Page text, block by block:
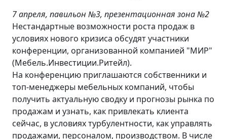
7 апреля, павильон №3, презентационная зона №2
Нестандартные возможности роста продаж в
условиях нового кризиса обсудят участники
конференции, организованной компанией "МИР"
(Мебель.Инвестиции.Ритейл).
На конференцию приглашаются собственники и
топ-менеджеры мебельных компаний, чтобы
получить актуальную сводку и прогнозы рынка по
продажам и узнать, как привлекать клиента
сейчас, в условиях турбулентности, как управлять
продажами, персоналом, производством. В числе